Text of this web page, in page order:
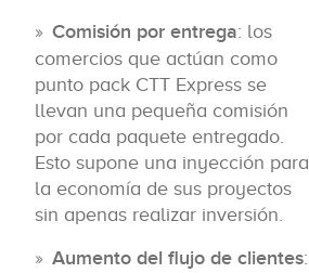
Comisión por entrega: los
comercios que actúan como
punto pack CTT Express se
llevan una pequeña comisión
por cada paquete entregado.
Esto supone una inyección para
la economía de sus proyectos
sin apenas realizar inversión.
Aumento del flujo de clientes: